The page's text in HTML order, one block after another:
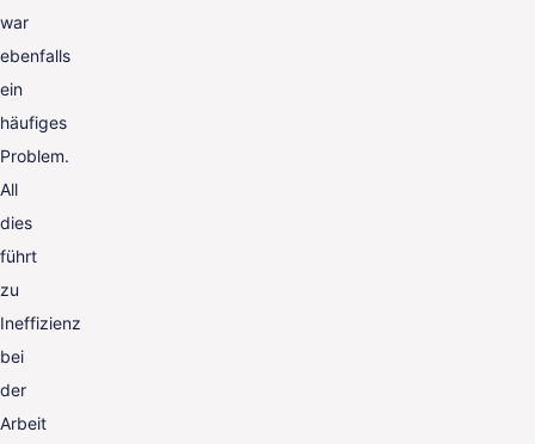
war
ebenfalls
ein
häufiges
Problem.
All
dies
führt
zu
Ineffizienz
bei
der
Arbeit